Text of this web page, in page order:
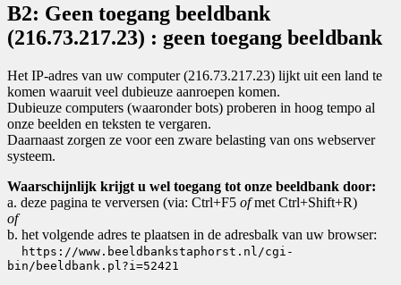
B2: Geen toegang beeldbank
(216.73.217.23) : geen toegang beeldbank
Het IP-adres van uw computer (216.73.217.23) lijkt uit een land te
komen waaruit veel dubieuze aanroepen komen.
Dubieuze computers (waaronder bots) proberen in hoog tempo al
onze beelden en teksten te vergaren.
Daarnaast zorgen ze voor een zware belasting van ons webserver
systeem.
Waarschijnlijk krijgt u wel toegang tot onze beeldbank door:
a. deze pagina te verversen (via: Ctrl+F5 ofmet Ctrl+Shift+R)
of
b. het volgende adres te plaatsen in de adresbalk van uw browser:
https://www.beeldbankstaphorst.nl/cgi-
bin/beeldbank.pl?i=52421